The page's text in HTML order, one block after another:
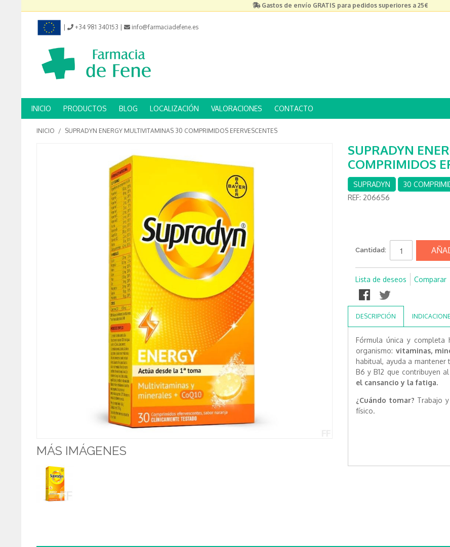
Gastos de envío GRATIS para pedidos superiores a 25€
+34 981 340153 info@farmaciadefene.es
INICIO PRODUCTOS BLOG LOCALIZACIÓN VALORACIONES CONTACTO
INICIO / SUPRADYN ENERGY MULTIVITAMINAS 30 COMPRIMIDOS EFERVESCENTES
MÁS IMÁGENES
SUPRADYN
COMPRIMIDOS
SUPRADYN
30
REF: 206656
Cantidad:
Lista de deseos Comparar
DESCRIPCIÓN
Fórmula única y completa
organismo: vitaminas,
habitual, ayuda a mantener
B6 y B12 que contribuyen
el cansancio y la fatiga.
¿Cuándo tomar? Trabajo
físico.